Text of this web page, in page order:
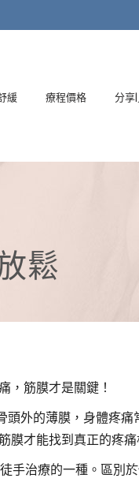
緩 療程價格 分享
鬆
，筋膜才是關鍵！
外的薄膜，身體疼
膜才能找到真正的疼
手治療的一種。區別